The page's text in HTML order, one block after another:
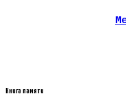
Книга памяти